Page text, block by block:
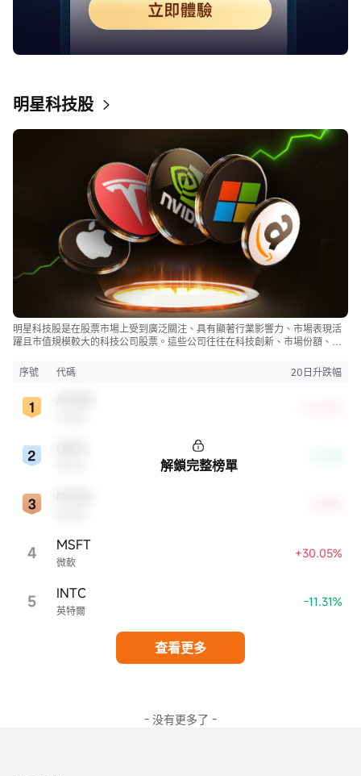
明星科技股
明星科技股是在股票市場上受到廣泛關注、具有顯著行業影響力、市場表現活
躍且市值規模較大的科技公司股票。這些公司往往在科技創新、市場份額、品
市，特別是科技行業板塊乃至全球經濟具有顯著影響。
序號 代碼 20日升跌幅
4 微軟
MSFT +30.05%
5 英特爾
INTC -11.31%
解鎖完整榜單
查看更多
- 没有更多了 -